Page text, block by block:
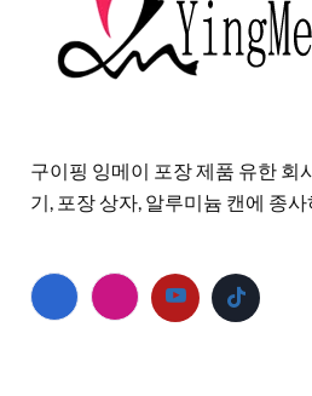
구이핑 잉메이 포장 제품 유한 회
기, 포장 상자, 알루미늄 캔에 종